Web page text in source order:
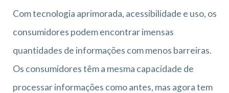
Com tecnologia aprimorada, acessibilidade e uso, os
consumidores podem encontrar imensas
quantidades de informações com menos barreiras.
Os consumidores têm a mesma capacidade de
processar informações como antes, mas agora tem